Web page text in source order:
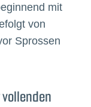
mit
von
Sprossen